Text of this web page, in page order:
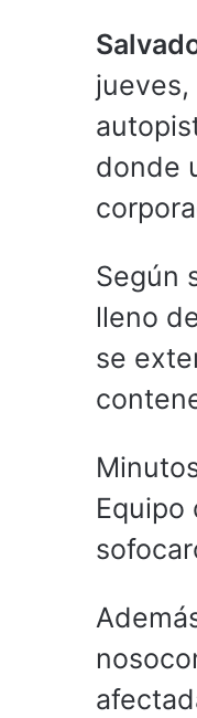
donde
Según
lleno
se
Equipo